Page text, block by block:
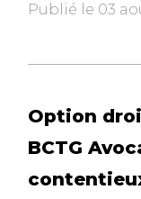
Publié le 03
Option
BCTG